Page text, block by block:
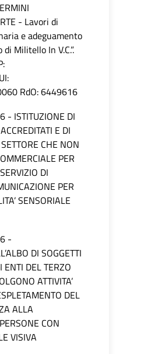
- Lavori di
e adeguamento
Militello In V.C.”.
RdO: 6449616
- ISTITUZIONE DI
E DI
CHE NON
PER
DI
PER
SENSORIALE
-
DI SOGGETTI
ENTI DEL TERZO
ATTIVITA’
DEL
ALLA
CON
VISIVA